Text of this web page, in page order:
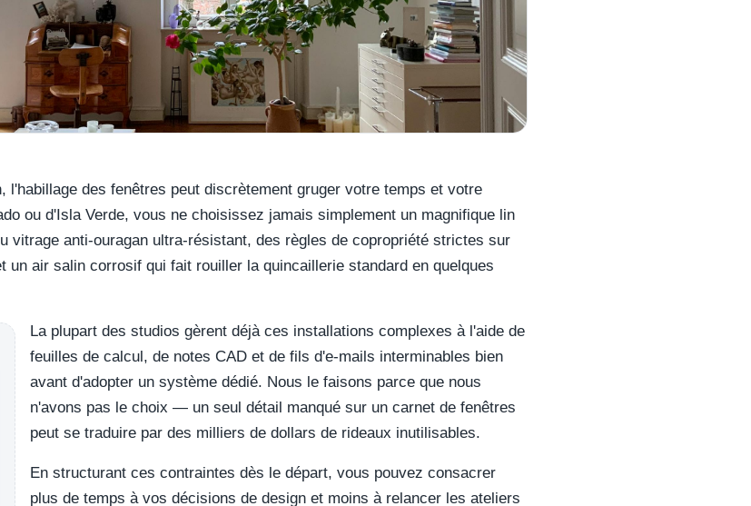
l'habillage des fenêtres peut discrètement gruger votre temps et votre
ou d'Isla Verde, vous ne choisissez jamais simplement un magnifique lin
vitrage anti-ouragan ultra-résistant, des règles de copropriété strictes sur
un air salin corrosif qui fait rouiller la quincaillerie standard en quelques
La plupart des studios gèrent déjà ces installations complexes à l'aide de
feuilles de calcul, de notes CAD et de fils d'e-mails interminables bien
avant d'adopter un système dédié. Nous le faisons parce que nous
n'avons pas le choix — un seul détail manqué sur un carnet de fenêtres
peut se traduire par des milliers de dollars de rideaux inutilisables.
En structurant ces contraintes dès le départ, vous pouvez consacrer
plus de temps à vos décisions de design et moins à relancer les ateliers